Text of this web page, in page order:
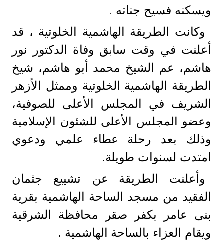
ويسكنه فسيح جناته .
وكانت الطريقة الهاشمية الخلوتية ، قد
أعلنت في وقت سابق وفاة الدكتور نور
هاشم، عم الشيخ محمد أبو هاشم، شيخ
الطريقة الهاشمية الخلوتية وممثل الأزهر
الشريف في المجلس الأعلى للصوفية،
وعضو المجلس الأعلى للشئون الإسلامية
وذلك بعد رحلة عطاء علمي ودعوي
امتدت لسنوات طويلة.
وأعلنت الطريقة عن تشييع جثمان
الفقيد من مسجد الساحة الهاشمية بقرية
بنى عامر بكفر صقر محافظة الشرقية
ويقام العزاء بالساحة الهاشمية .